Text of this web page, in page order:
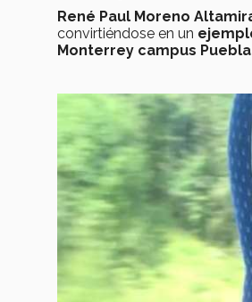
René Paul Moreno
convirtiéndose en un
Monterrey campus